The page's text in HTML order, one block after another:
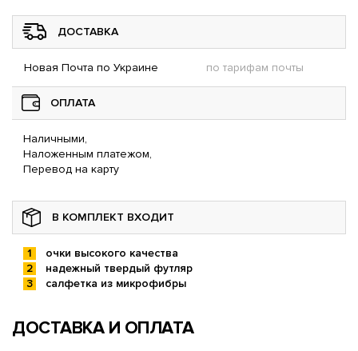
ДОСТАВКА
Новая Почта по Украине по тарифам почты
ОПЛАТА
Наличными,
Наложенным платежом,
Перевод на карту
В КОМПЛЕКТ ВХОДИТ
очки высокого качества
надежный твердый футляр
салфетка из микрофибры
ДОСТАВКА И ОПЛАТА